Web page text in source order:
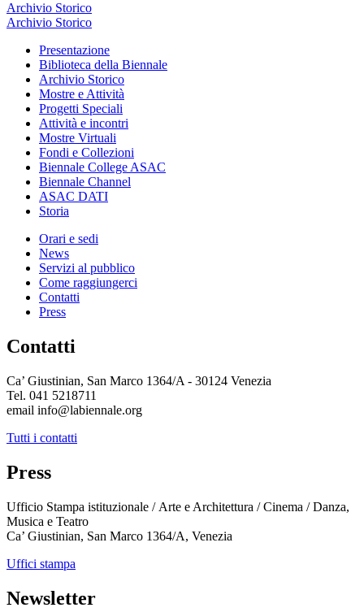
Archivio Storico
Archivio Storico
Presentazione
Biblioteca della Biennale
Archivio Storico
Mostre e Attività
Progetti Speciali
Attività e incontri
Mostre Virtuali
Fondi e Collezioni
Biennale College ASAC
Biennale Channel
ASAC DATI
Storia
Orari e sedi
News
Servizi al pubblico
Come raggiungerci
Contatti
Press
Contatti
Ca’ Giustinian, San Marco 1364/A - 30124 Venezia
Tel. 041 5218711
email info@labiennale.org
Tutti i contatti
Press
Ufficio Stampa istituzionale / Arte e Architettura / Cinema / Danza,
Musica e Teatro
Ca’ Giustinian, San Marco 1364/A, Venezia
Uffici stampa
Newsletter